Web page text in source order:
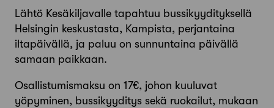
Lähtö Kesäkiljavalle tapahtuu bussikyydityksellä
Helsingin keskustasta, Kampista, perjantaina
iltapäivällä, ja paluu on sunnuntaina päivällä
samaan paikkaan.
Osallistumismaksu on 17€, johon kuuluvat
yöpyminen, bussikyyditys sekä ruokailut, mukaan